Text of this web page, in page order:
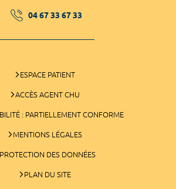
04 67 33 67 33
ESPACE PATIENT
ACCÈS AGENT CHU
: PARTIELLEMENT CONFORME
MENTIONS LÉGALES
PROTECTION DES DONNÉES
PLAN DU SITE